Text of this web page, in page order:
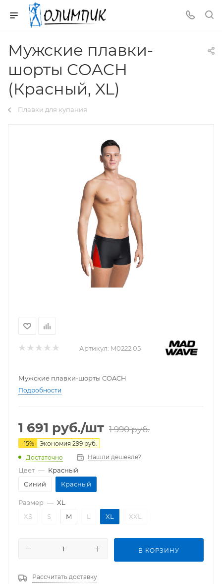
Мужские плавки-
шорты COACH
(Красный, XL)
Плавки для купания
Артикул: M0222 05
Мужские плавки-шорты COACH
Подробности
1 691 руб./шт 1 990руб.
-15% Экономия 299 руб.
Достаточно
Нашли дешевле?
Цвет — Красный
Синий
Красный
Размер — XL
XS
S M L XL XXL
В КОРЗИНУ
Рассчитать доставку